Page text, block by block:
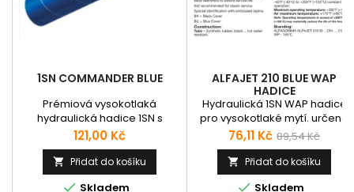
1SN COMMANDER BLUE
Prémiová vysokotlaká
hydraulická hadice 1SN s
jedním ocelovým opletem s
povrchem ze syntetické pryže.
Hadice odpovídá normám:
SAE 100 R1AT, ISO 1436-1, UNI EN
853 Použití: Hadice vhodná pro
Cena
121,00 Kč
 Přidat do košíku
 Skladem
ALFAJET 210 BLUE WAP
HADICE
Hydraulická 1SN WAP hadice
pro vysokotlaké mytí. určena
pro vysokotlaké čisticí stroje
není vhodná pro parní čističe 6
x 12,1 mm | 210 bar V obnlíbené
modré barvě.
Cena
76,11 Kč Běžná
cena
89,54 Kč
 Přidat do košíku
 Skladem